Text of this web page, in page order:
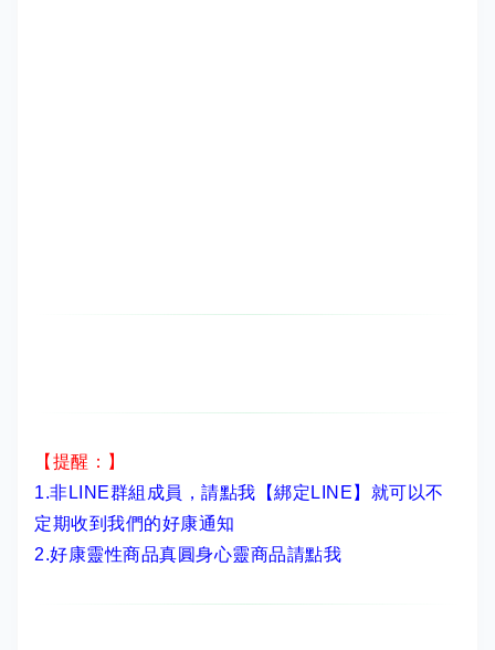
【提醒：】
1.非LINE群組成員， 請點我【綁定LINE】 就可以不
定期收到我們的好康通知
2.好康靈性商品真圓身心靈商品請點我